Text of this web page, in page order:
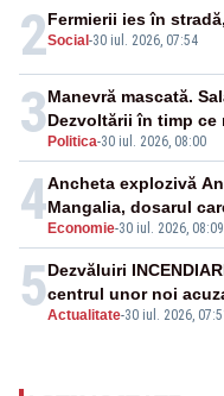
2Social -30 iul. 2026, 07:54
Fermierii ies în
3 Politica-30 iul. 2026, 08:00
Manevră mascată.
Dezvoltării în timp
4 Economie-30 iul. 2026, 08:09
Ancheta explozivă
Mangalia, dosarul
5Actualitate-30 iul. 2026,
Dezvăluiri
centrul unor noi